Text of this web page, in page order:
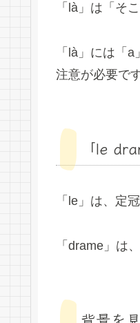
「là」は「そ
「là」には「
注意が必要で
「le
「le」は、定
「drame」は